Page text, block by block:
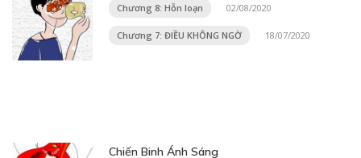
Chương 8: Hỗn loạn 02/08/2020
Chương 7: ĐIỀU KHÔNG NGỜ 18/07/2020
Chiến Binh Ánh Sáng